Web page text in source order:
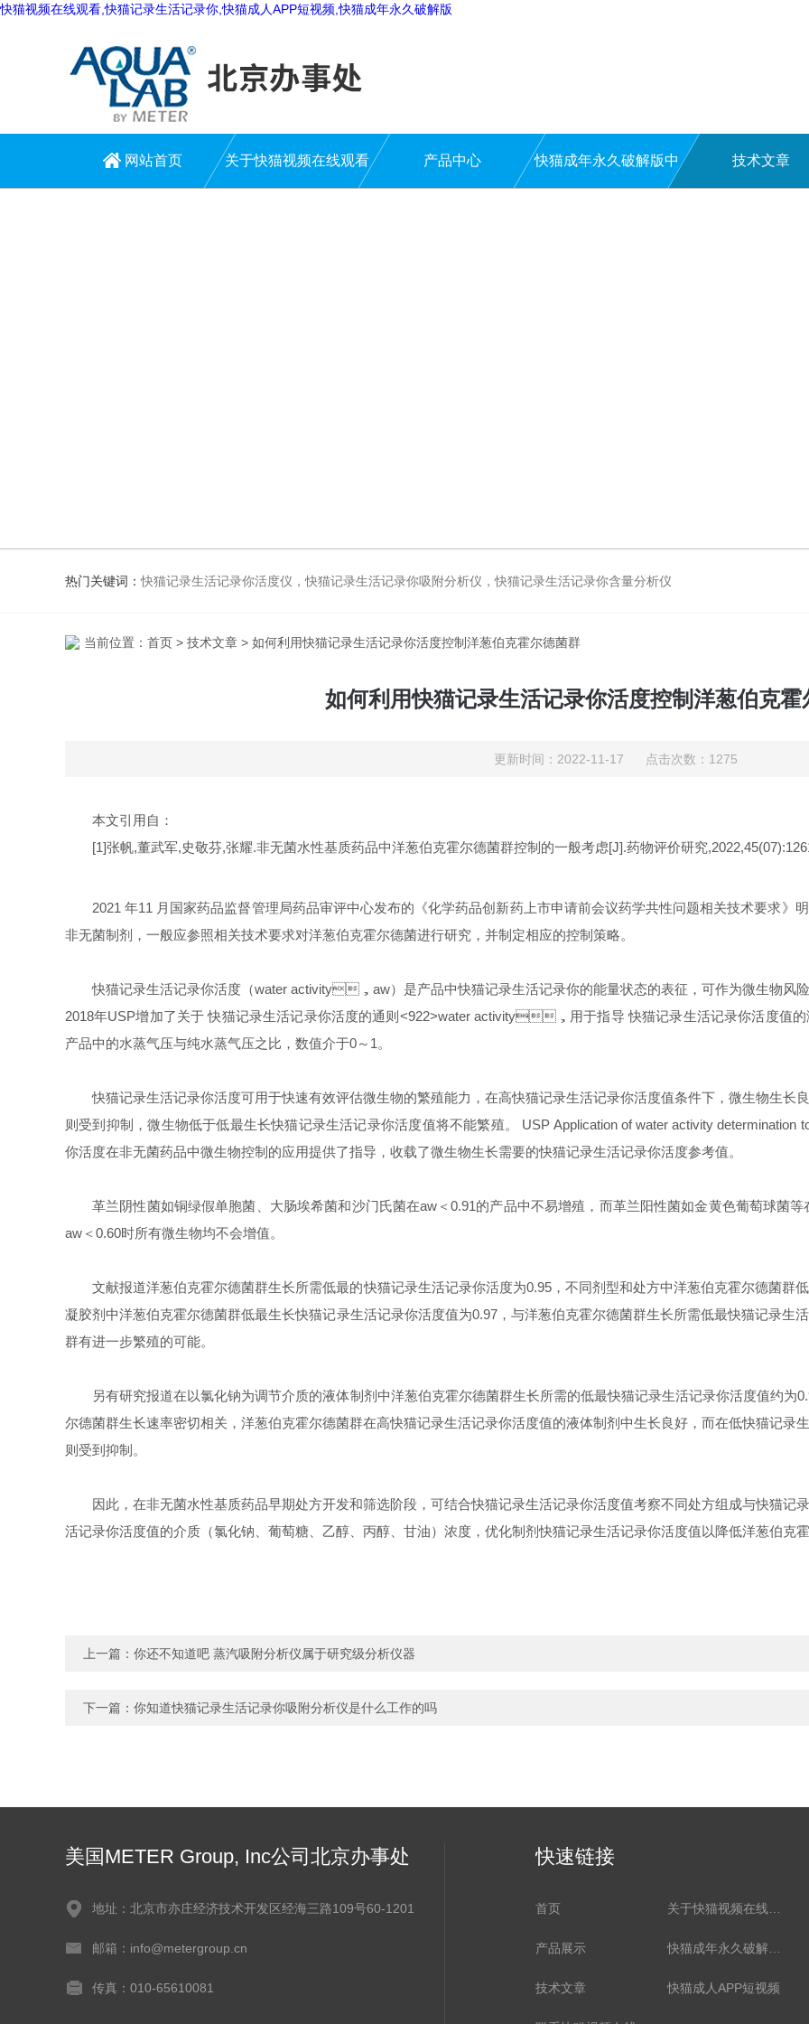
快猫视频在线观看,快猫记录生活记录你,快猫成人APP短视频,快猫成年永久破解版
网站首页 关于快猫视频在线观看 产品中心 快猫成年永久破解版中 技术文章
热门关键词：快猫记录生活记录你活度仪，快猫记录生活记录你吸附分析仪，快猫记录生活记录你含量分析仪
当前位置： 首页 > 技术文章 > 如何利用快猫记录生活记录你活度控制洋葱伯克霍尔德菌群
如何利用快猫记录生活记录你活度控制洋葱伯克霍
更新时间：2022-11-17 点击次数：1275
本文引用自：
[1]张帆,董武军,史敬芬,张耀.非无菌水性基质药品中洋葱伯克霍尔德菌群控制的一般考虑[J].药物评价研究
2021年11 月国家药品监督管理局药品审评中心发布的《化学药品创新药上市申请前会议药学共性问题相关技术要求》明确要
非无菌制剂，一般应参照相关技术要求对洋葱伯克霍尔德菌进行研究，并制定相应的控制策略。
快猫记录生活记录你活度（water activity， aw）是产品中快猫记录生活记录你的能量状态的表征，可作为微生物风险
2018年USP增加了关于 快猫记录生活记录你活度的通则 <922>water activity，用于指导 快猫记录生活记录你活度值的
产品中的水蒸气压与纯水蒸气压之比，数值介于0～ 1 。
快猫记录生活记录你活度可用于快速有效评估微生物的繁殖能力，在高快猫记录生活记录你活度值条件下，微生物生长
则受到抑制，微生物低于低最生长快猫记录生活记录你活度值将不能繁殖。
USP Application of water activity determination
你活度在非无菌药品中微生物控制的应用提供了指导，收载了微生物生长需要的快猫记录生活记录你活度参考值。
革兰阴性菌如铜绿假单胞菌、大肠埃希菌和沙门氏菌在aw ＜0.91的产品中不易增殖，而革兰阳性菌如金黄色葡萄球菌等
aw ＜0.60时所有微生物均不会增值。
文献报道洋葱伯克霍尔德菌群生长所需低最的快猫记录生活记录你活度为0.95，不同剂型和处方中洋葱伯克霍尔德菌
凝胶剂中洋葱伯克霍尔德菌群低最生长快猫记录生活记录你活度值为0.97，与洋葱伯克霍尔德菌群生长所需低最快猫记录生
群有进一步繁殖的可能。
另有研究报道在以氯化钠为调节介质的液体制剂中洋葱伯克霍尔德菌群生长所需的低最快猫记录生活记录你活度值约为
尔德菌群生长速率密切相关，洋葱伯克霍尔德菌群在高快猫记录生活记录你活度值的液体制剂中生长良好，而在低快猫记
则受到抑制。
因此，在非无菌水性基质药品早期处方开发和筛选阶段，可结合快猫记录生活记录你活度值考察不同处方组成与快猫记
活记录你活度值的介质（氯化钠、葡萄糖、乙醇、丙醇、甘油）浓度，优化制剂快猫记录生活记录你活度值以降低洋葱伯克
上一篇： 你还不知道吧 蒸汽吸附分析仪属于研究级分析仪器
下一篇： 你知道快猫记录生活记录你吸附分析仪是什么工作的吗
美国METER Group, Inc公司北京办事处
地址：北京市亦庄经济技术开发区经海三路109号60-1201
邮箱：info@metergroup.cn
传真：010-65610081
快速链接
首页
产品展示
技术文章 快猫成人APP短视频